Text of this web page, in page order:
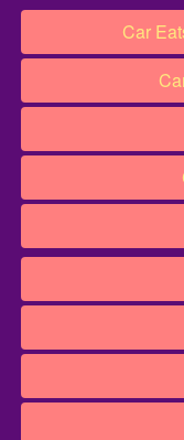
Car